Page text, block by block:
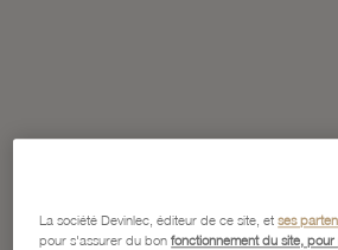
La société Devinlec, éditeur de ce site, etses
pour s'assurer du bonfonctionnement du site,